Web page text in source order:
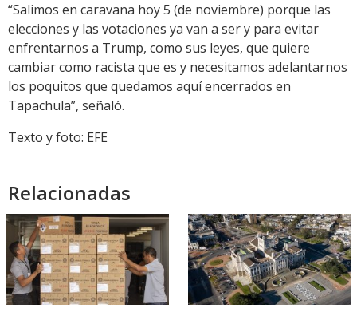
“Salimos en caravana hoy 5 (de noviembre) porque las
elecciones y las votaciones ya van a ser y para evitar
enfrentarnos a Trump, como sus leyes, que quiere
cambiar como racista que es y necesitamos adelantarnos
los poquitos que quedamos aquí encerrados en
Tapachula”, señaló.
Texto y foto: EFE
Relacionadas